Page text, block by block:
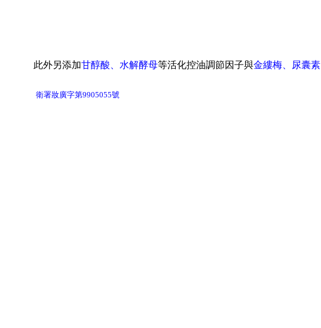
此外另添加甘醇酸、水解酵母等活化控油調節因子與金縷梅、 尿囊素
衛署妝廣字第9905055號